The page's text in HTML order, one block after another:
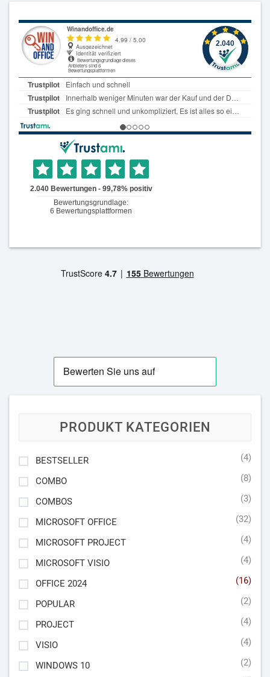
PRODUKT KATEGORIEN
BESTSELLER (4)
COMBO (8)
COMBOS (3)
MICROSOFT OFFICE (32)
MICROSOFT PROJECT (4)
MICROSOFT VISIO (4)
OFFICE 2024 (16)
POPULAR (2)
PROJECT (4)
VISIO (4)
WINDOWS 10 (2)